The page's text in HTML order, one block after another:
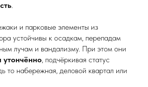
.
и парковые элементы из
устойчивы к осадкам, перепадам
лучам и вандализму. При этом они
утончённо, подчёркивая статус
то набережная, деловой квартал или